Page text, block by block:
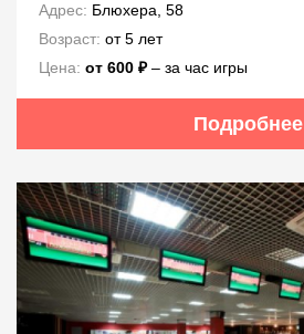
Адрес: Блюхера, 58
Возраст: от 5 лет
Цена: от 600 ₽– за час игры
Подробнее